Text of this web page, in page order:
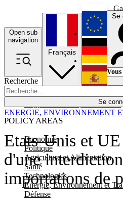
Open sub
navigation
Recherche
Se
POLICY AREAS
Economie
Politique
Agriculture et Alimentation
Santé
Technologies
Energie, Environnement et
Défense
Économie
Français
Se
Vous
Etats-Unis et
d'une
importations de
ENERGIE, ENVIRONNEMENT